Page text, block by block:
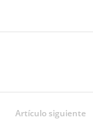
Artículo siguiente